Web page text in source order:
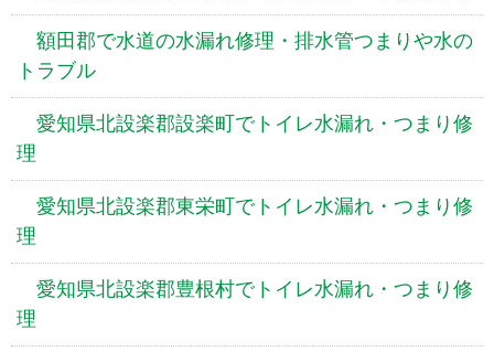
額田郡で水道の水漏れ修理・排水管つまりや水の
トラブル
愛知県北設楽郡設楽町でトイレ水漏れ・つまり修
理
愛知県北設楽郡東栄町でトイレ水漏れ・つまり修
理
愛知県北設楽郡豊根村でトイレ水漏れ・つまり修
理